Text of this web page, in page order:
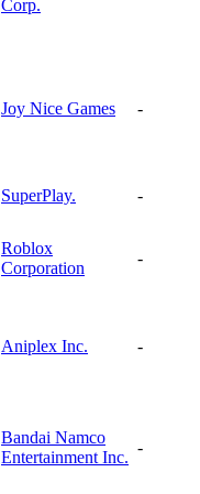
Corp.
Joy Nice Games -
SuperPlay. -
Roblox
Corporation
-
Aniplex Inc. -
Bandai Namco
Entertainment Inc.
-